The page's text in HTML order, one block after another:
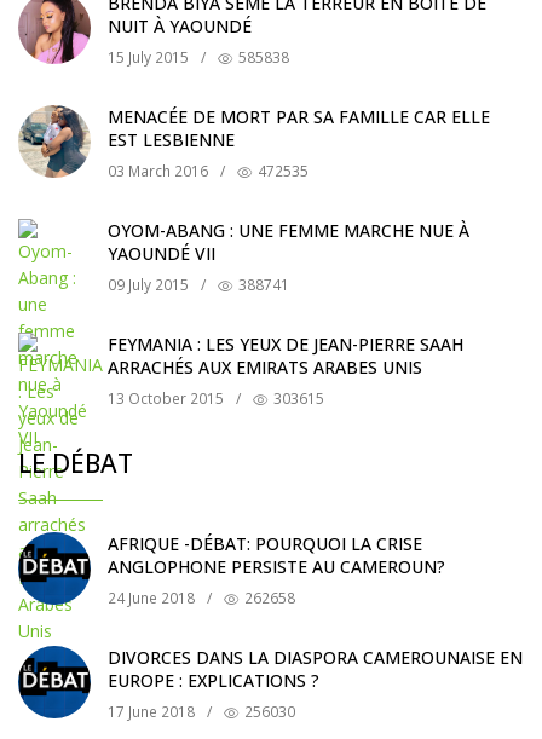
NUIT À YAOUNDÉ
15 July 2015 / 585838
MENACÉE DE MORT PAR SA FAMILLE CAR ELLE
EST LESBIENNE
03 March 2016 / 472535
OYOM-ABANG : UNE FEMME MARCHE NUE À
YAOUNDÉ VII
09 July 2015 / 388741
FEYMANIA : LES YEUX DE JEAN-PIERRE SAAH
ARRACHÉS AUX EMIRATS ARABES UNIS
13 October 2015 / 303615
LE DÉBAT
AFRIQUE -DÉBAT: POURQUOI LA CRISE
ANGLOPHONE PERSISTE AU CAMEROUN?
24 June 2018 / 262658
DIVORCES DANS LA DIASPORA CAMEROUNAISE EN
EUROPE : EXPLICATIONS ?
17 June 2018 / 256030